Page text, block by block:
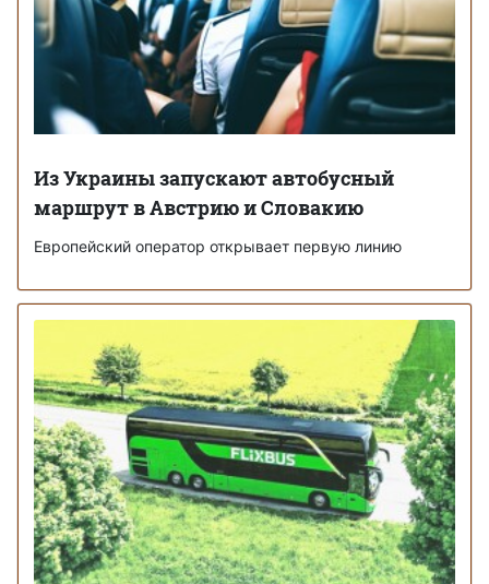
Из Украины запускают автобусный
маршрут в Австрию и Словакию
Европейский оператор открывает первую линию